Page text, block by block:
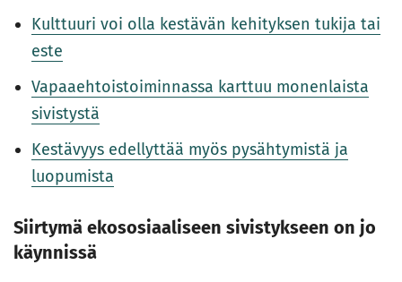
Kulttuuri voi olla kestävän kehityksen tukija tai
este
Vapaaehtoistoiminnassa karttuu monenlaista
sivistystä
Kestävyys edellyttää myös pysähtymistä ja
luopumista
Siirtymä ekososiaaliseen sivistykseen on jo
käynnissä